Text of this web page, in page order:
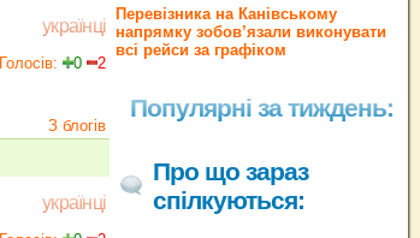
українці
Голосів: 0 2
З блогів
українці
Перевізника на Канівському
напрямку зобов’язали виконувати
всі рейси за графіком
Популярні за тиждень:
Про що зараз
спілкуються: